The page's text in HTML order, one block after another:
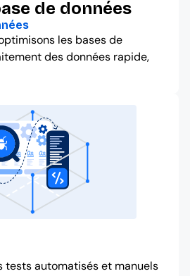
de données
les bases de
des données rapide,
tests automatisés et manuels